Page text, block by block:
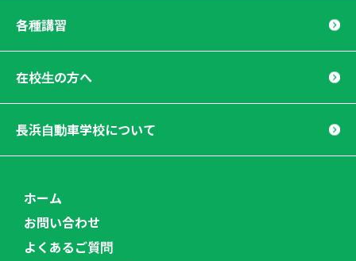
各種講習
在校生の方へ
長浜自動車学校について
ホーム
お問い合わせ
よくあるご質問